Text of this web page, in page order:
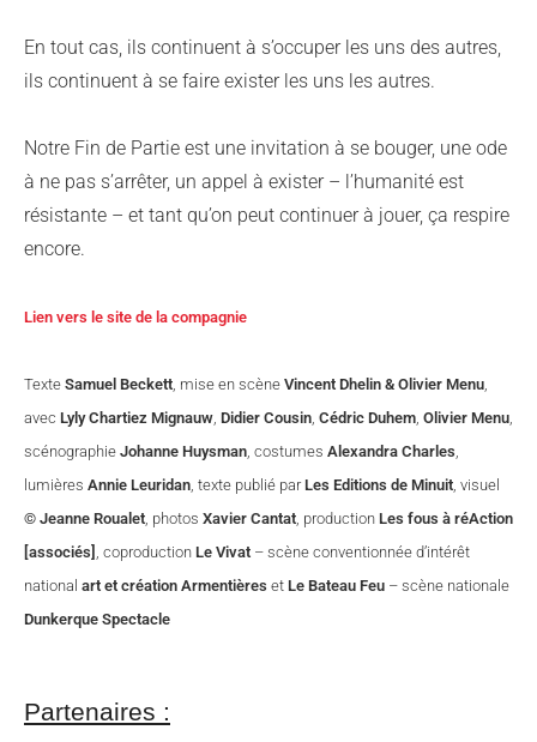
En tout cas, ils continuent à s’occuper les uns des autres,
ils continuent à se faire exister les uns les autres.
Notre Fin de Partie est une invitation à se bouger, une ode
à ne pas s’arrêter, un appel à exister – l’humanité est
résistante – et tant qu’on peut continuer à jouer, ça respire
encore.
Lien vers le site de la compagnie
Texte Samuel Beckett, mise en scène Vincent Dhelin & Olivier Menu,
avec Lyly Chartiez Mignauw, Didier Cousin, Cédric Duhem, Olivier Menu,
scénographie Johanne Huysman, costumes Alexandra Charles,
lumières Annie Leuridan, texte publié parLes Editions de Minuit, visuel
© Jeanne Roualet, photos Xavier Cantat, production Les fous à réAction
[associés] , coproduction Le Vivat – scène conventionnée d’intérêt
national art et création Armentières et Le Bateau Feu – scène nationale
Dunkerque Spectacle
Partenaires :